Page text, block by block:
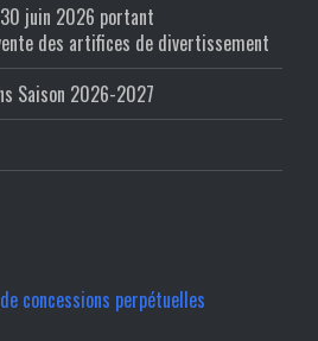
juin 2026 portant
des artifices de divertissement
Saison 2026-2027
concessions perpétuelles